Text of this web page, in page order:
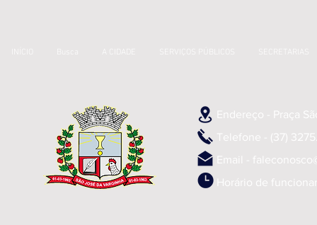
A CIDADE SECRETARIAS
Endereço - Praça
Telefone - (37)
Email -
Horário de